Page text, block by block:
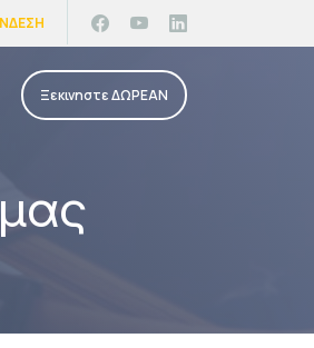
Ξεκινηστε ΔΩΡΕΑΝ